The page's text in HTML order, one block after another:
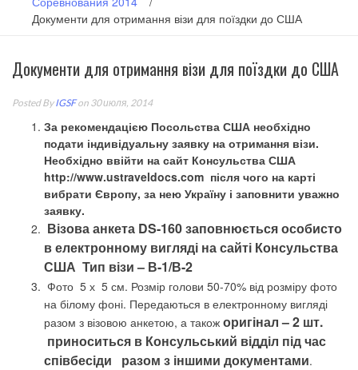
Документи для отримання візи для поїздки до США
Документи для отримання візи для поїздки до США
Posted ByIGSFon 30 июля, 2014
За рекомендацією Посольства США необхідно
подати індивідуальну заявку на отримання візи.
Необхідно ввійти на сайт Консульства США
http://www.ustraveldocs.com після чого на карті
вибрати Європу, за нею Україну і заповнити уважно
заявку.
Візова анкета DS-160заповнюється особисто
в електронному вигляді на сайті Консульства
США Тип візи – В-1/В-2
Фото 5 х 5 см. Розмір голови 50-70% від розміру фото
на білому фоні. Передаються в електронному вигляді
разом з візовою анкетою, а також оригінал – 2 шт.
приноситься в Консульський відділ під час
співбесіди разом з іншими документами.